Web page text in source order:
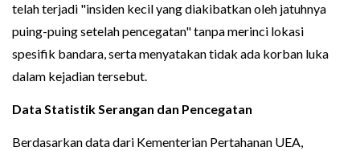
telah terjadi "insiden kecil yang diakibatkan oleh jatuhnya
puing-puing setelah pencegatan" tanpa merinci lokasi
spesifik bandara, serta menyatakan tidak ada korban luka
dalam kejadian tersebut.
Data Statistik Serangan dan Pencegatan
Berdasarkan data dari Kementerian Pertahanan UEA,